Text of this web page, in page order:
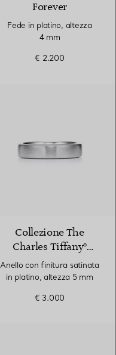
Forever
Fede in platino, altezza
4 mm
€ 2.200
Collezione The
Charles Tiffany®
Setting
Anello con finitura satinata
in platino, altezza 5 mm
€ 3.000